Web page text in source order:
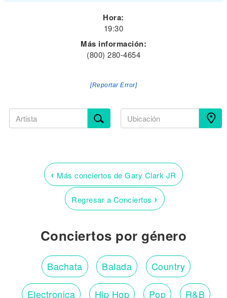
Hora:
19:30
Más información:
(800) 280-4654
[Reportar Error]
‹ Más conciertos de Gary Clark JR
Regresar a Conciertos ›
Conciertos por género
Bachata Balada Country
Electronica Hip Hop Pop R&B